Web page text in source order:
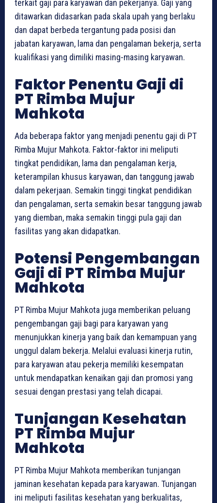
terkait gaji para karyawan dan pekerjanya. Gaji yang
ditawarkan didasarkan pada skala upah yang berlaku
dan dapat berbeda tergantung pada posisi dan
jabatan karyawan, lama dan pengalaman bekerja, serta
kualifikasi yang dimiliki masing-masing karyawan.
Faktor Penentu Gaji di
PT Rimba Mujur
Mahkota
Ada beberapa faktor yang menjadi penentu gaji di PT
Rimba Mujur Mahkota. Faktor-faktor ini meliputi
tingkat pendidikan, lama dan pengalaman kerja,
keterampilan khusus karyawan, dan tanggung jawab
dalam pekerjaan. Semakin tinggi tingkat pendidikan
dan pengalaman, serta semakin besar tanggung jawab
yang diemban, maka semakin tinggi pula gaji dan
fasilitas yang akan didapatkan.
Potensi Pengembangan
Gaji di PT Rimba Mujur
Mahkota
PT Rimba Mujur Mahkota juga memberikan peluang
pengembangan gaji bagi para karyawan yang
menunjukkan kinerja yang baik dan kemampuan yang
unggul dalam bekerja. Melalui evaluasi kinerja rutin,
para karyawan atau pekerja memiliki kesempatan
untuk mendapatkan kenaikan gaji dan promosi yang
sesuai dengan prestasi yang telah dicapai.
Tunjangan Kesehatan
PT Rimba Mujur
Mahkota
PT Rimba Mujur Mahkota memberikan tunjangan
jaminan kesehatan kepada para karyawan. Tunjangan
ini meliputi fasilitas kesehatan yang berkualitas,